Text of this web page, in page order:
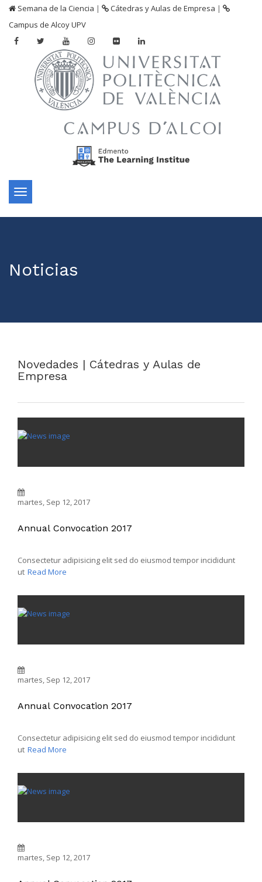
Semana de la Ciencia | Cátedras y Aulas de Empresa |
Campus de Alcoy UPV
Toggle
navigation
Noticias
Novedades | Cátedras y Aulas de
Empresa
martes, Sep 12, 2017
Annual Convocation 2017
Consectetur adipisicing elit sed do eiusmod tempor incididunt
ut Read More
martes, Sep 12, 2017
Annual Convocation 2017
Consectetur adipisicing elit sed do eiusmod tempor incididunt
ut Read More
martes, Sep 12, 2017